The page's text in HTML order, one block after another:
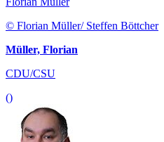
© Florian Müller/ Steffen Böttcher
Müller, Florian
CDU/CSU
()